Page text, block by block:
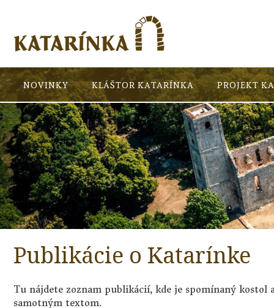
NOVINKY KLÁŠTOR KATARÍNKA PROJEKT
Publikácie o Katarínke
Tu nájdete zoznam publikácií, kde je spomínaný kostol
samotným textom.